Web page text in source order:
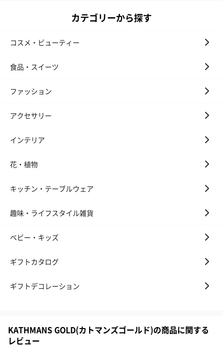
カテゴリーから探す
コスメ・ビューティー
食品・スイーツ
ファッション
アクセサリー
インテリア
花・植物
キッチン・テーブルウェア
趣味・ライフスタイル雑貨
ベビー・キッズ
ギフトカタログ
ギフトデコレーション
KATHMANS GOLD(カトマンズゴールド)の商品に関する
レビュー